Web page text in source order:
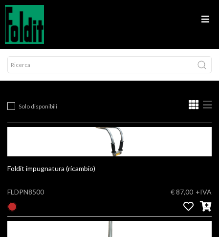
Solo disponibili
Foldit impugnatura (ricambio)
FLDPN8500 € 87,00 +IVA